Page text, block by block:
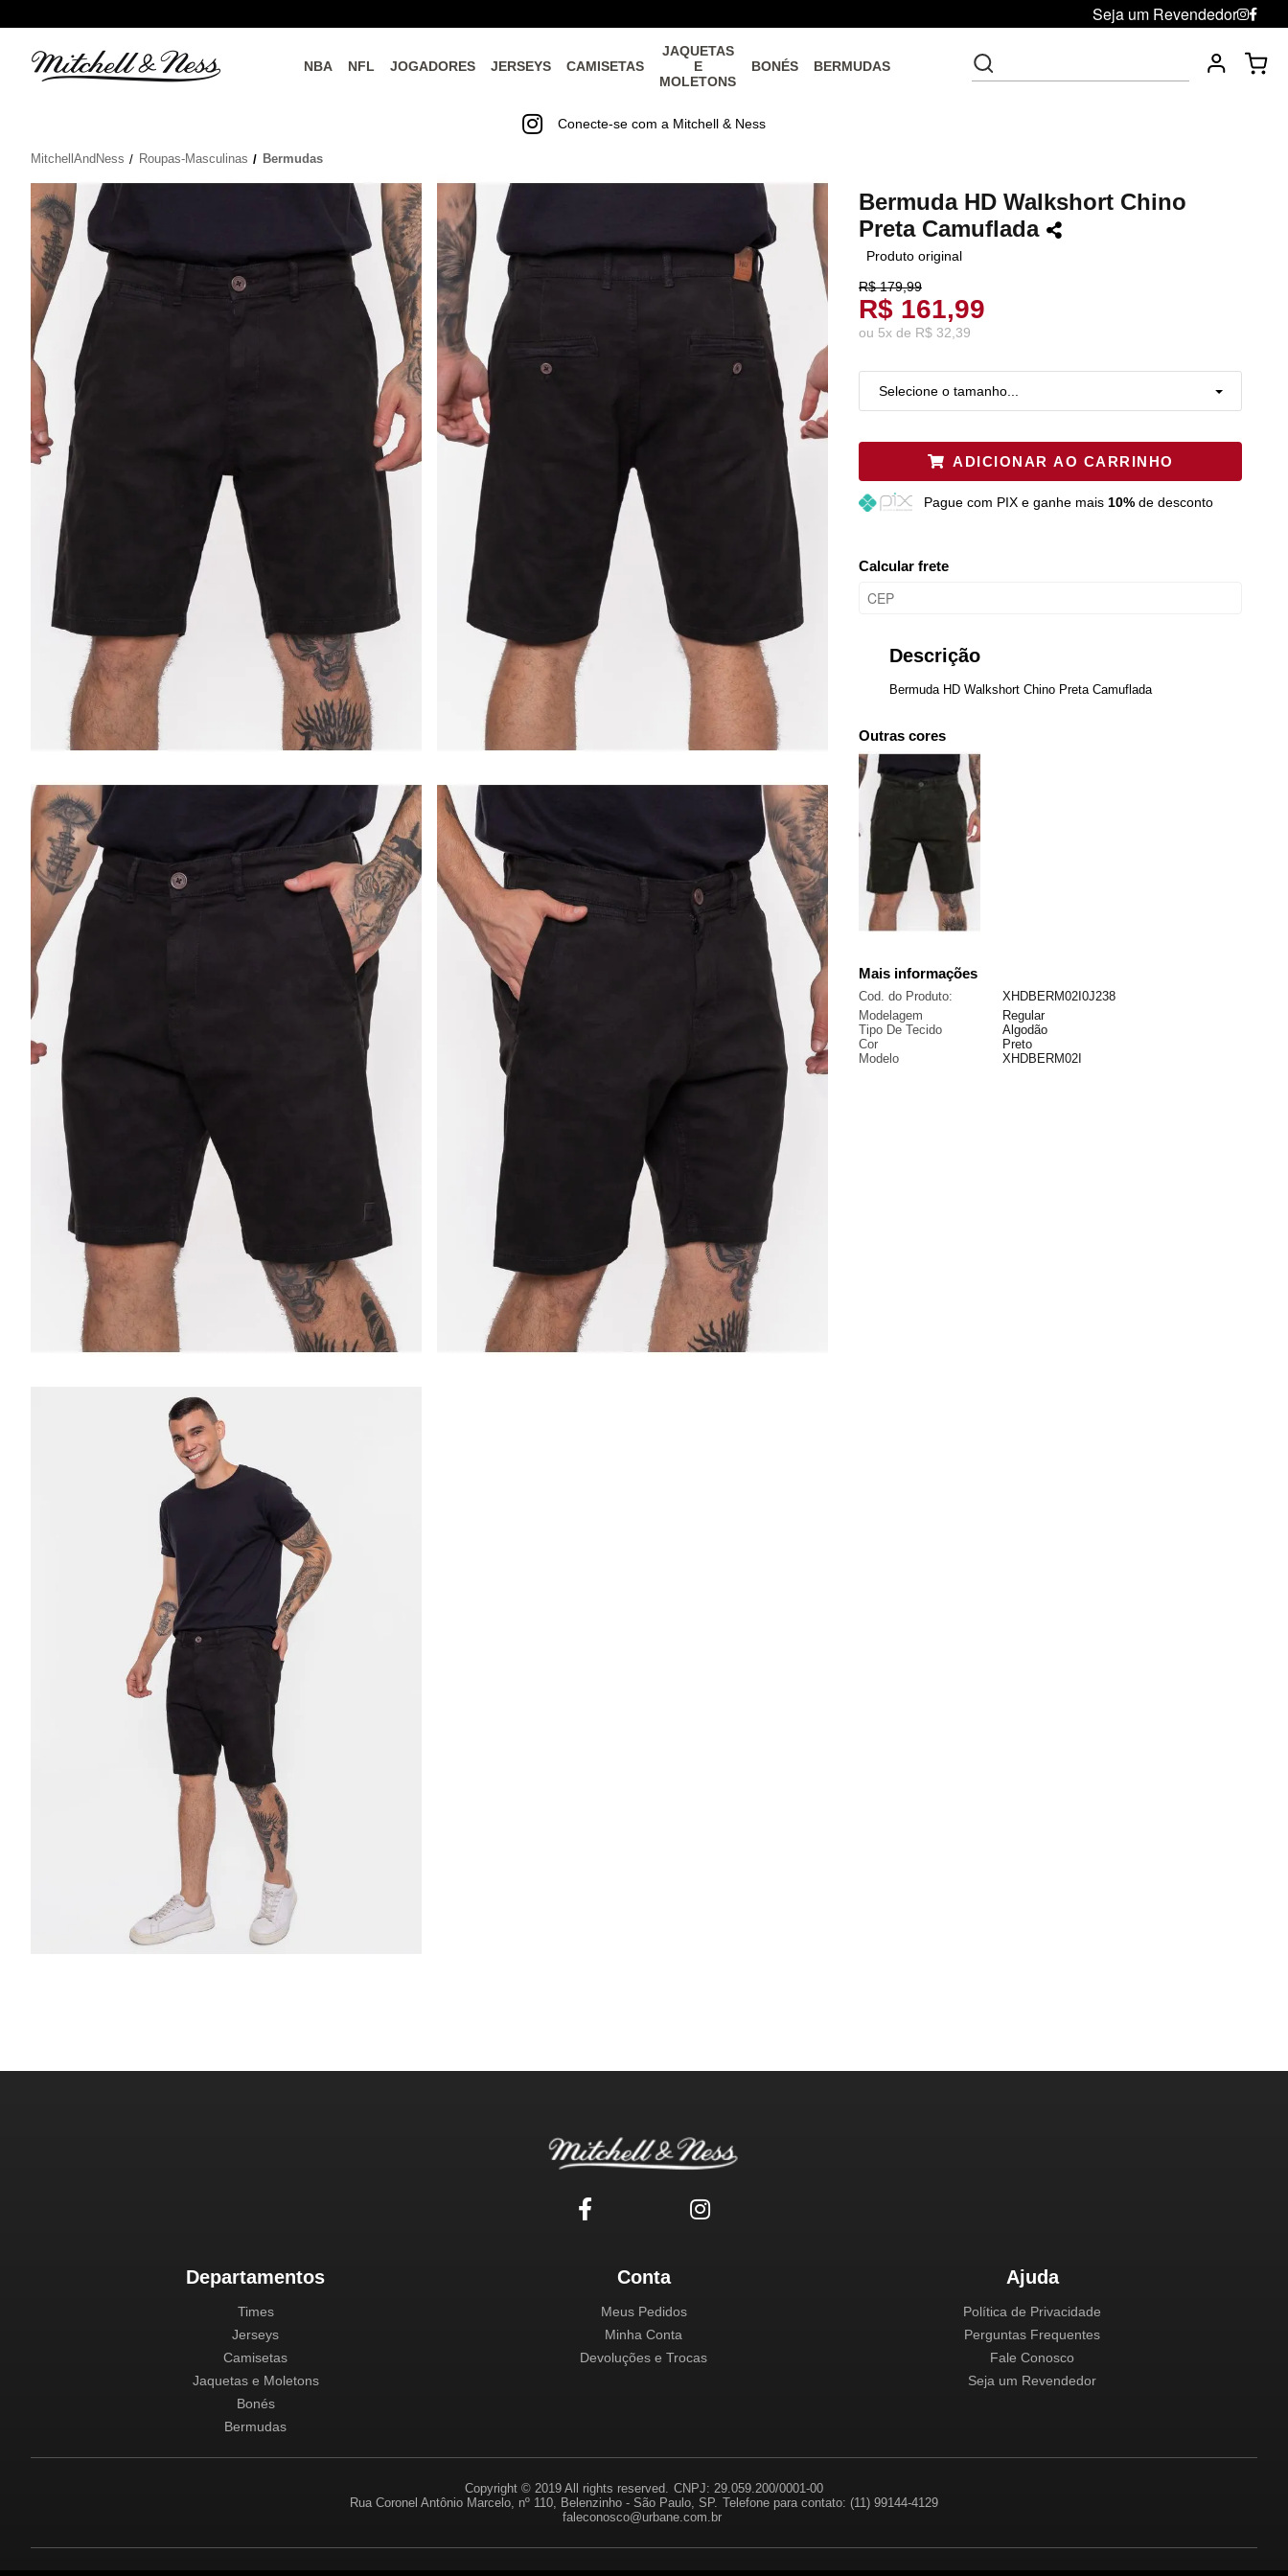
Seja um Revendedor
NBA NFL JOGADORES JERSEYS CAMISETAS
JAQUETAS
E
MOLETONS
BONÉS BERMUDAS
Conecte-se com a Mitchell & Ness
MitchellAndNess Roupas-Masculinas Bermudas
Bermuda HD Walkshort Chino
Preta Camuflada
Produto original
R$ 179,99
R$ 161,99
ou 5x de R$ 32,39
Selecione o tamanho...
Esgotado
42 Esgotado
ADICIONAR AO CARRINHO
Pague com PIX e ganhe mais 10%de desconto
Calcular frete
Descrição
Bermuda HD Walkshort Chino Preta Camuflada
Outras cores
Mais informações
Cod. do Produto:
XHDBERM02I0J238
Modelagem
Regular
Tipo De Tecido
Algodão
Cor
Preto
Modelo
XHDBERM02I
Departamentos
Times
Jerseys
Camisetas
Jaquetas e Moletons
Bonés
Bermudas
Conta
Meus Pedidos
Minha Conta
Devoluções e Trocas
Ajuda
Política de Privacidade
Perguntas Frequentes
Fale Conosco
Seja um Revendedor
Copyright © 2019 All rights reserved. CNPJ: 29.059.200/0001-00
Rua Coronel Antônio Marcelo, nº 110, Belenzinho - São Paulo, SP. Telefone para contato: (11) 99144-4129
faleconosco@urbane.com.br